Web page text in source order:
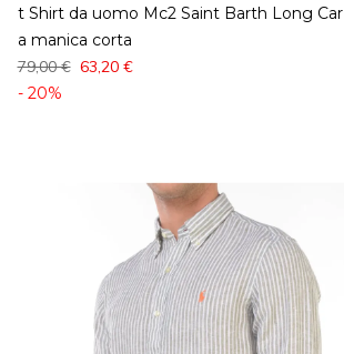
t Shirt da uomo Mc2 Saint Barth Long Car
a manica corta
79,00 € 63,20 €
- 20%